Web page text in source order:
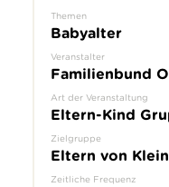
Themen
Babyalter
Veranstalter
Familienbund
Art der Veranstaltung
Eltern-Kind
Zielgruppe
Eltern von
Zeitliche Frequenz